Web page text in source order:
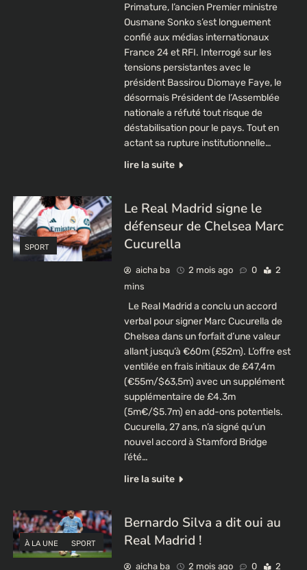
Primature, l’ancien Premier ministre
Ousmane Sonko s’est longuement
confié aux médias internationaux
France 24 et RFI. Interrogé sur les
tensions persistantes avec le
président Bassirou Diomaye Faye, le
désormais Président de l’Assemblée
nationale a réfuté tout risque de
déstabilisation pour le pays. Tout en
actant sa rupture institutionnelle…
lire la suite
SPORT
Le Real Madrid signe le
défenseur de Chelsea Marc
Cucurella
aicha ba 2 mois ago 0
2
mins
Le Real Madrid a conclu un accord
verbal pour signer Marc Cucurella de
Chelsea dans un forfait d’une valeur
allant jusqu’à €60m (£52m). L’offre est
ventilée en frais initiaux de £47,4m
(€55m/$63,5m) avec un supplément
supplémentaire de £4.3m
(5m€/$5.7m) en add-ons potentiels.
Cucurella, 27 ans, n’a signé qu’un
nouvel accord à Stamford Bridge
l’été…
lire la suite
À LA UNE SPORT
Bernardo Silva a dit oui au
Real Madrid !
aicha ba 2 mois ago 0 2